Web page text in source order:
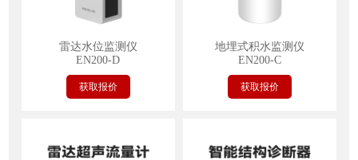
雷达水位监测仪
EN200-D
获取报价
地埋式积水监测仪
EN200-C
获取报价